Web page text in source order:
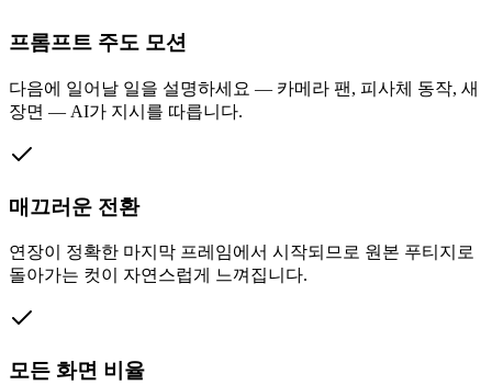
프롬프트 주도 모션
다음에 일어날 일을 설명하세요 — 카메라 팬, 피사체 동작, 새
장면 — AI가 지시를 따릅니다.
매끄러운 전환
연장이 정확한 마지막 프레임에서 시작되므로 원본 푸티지로
돌아가는 컷이 자연스럽게 느껴집니다.
모든 화면 비율